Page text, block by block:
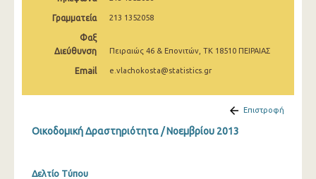
Ιουνίου 2024
Μαΐου 2024
Απριλίου 2024
Δεκεμβρίου 2023
Γραμματεία 213 1352058
Φαξ
Διεύθυνση
Πειραιώς 46 & Επονιτών, ΤΚ 18510 ΠΕΙΡΑΙΑΣ
Email e.vlachokosta@statistics.gr
Επιστροφή
Οικοδομική Δραστηριότητα / Νοεμβρίου 2013
Δελτίο Τύπου